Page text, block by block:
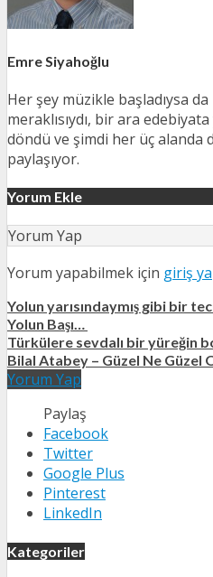
Emre Siyahoğlu
Her şey müzikle başladıysa
meraklısıydı, bir ara
döndü ve şimdi her üç alanda
paylaşıyor.
Yorum Ekle
Yorum Yap
Yorum yapabilmek için giriş
Yolun yarısındaymış gibi bir
Yolun Başı…
Türkülere sevdalı bir yüreğin
Bilal Atabey – Güzel Ne Güzel
Yorum Yap
Paylaş
Facebook
Twitter
Google Plus
Pinterest
LinkedIn
Kategoriler